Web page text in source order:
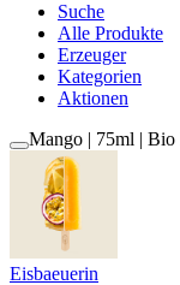
Suche
Alle Produkte
Erzeuger
Kategorien
Aktionen
Mango | 75ml | Bio
Eisbaeuerin